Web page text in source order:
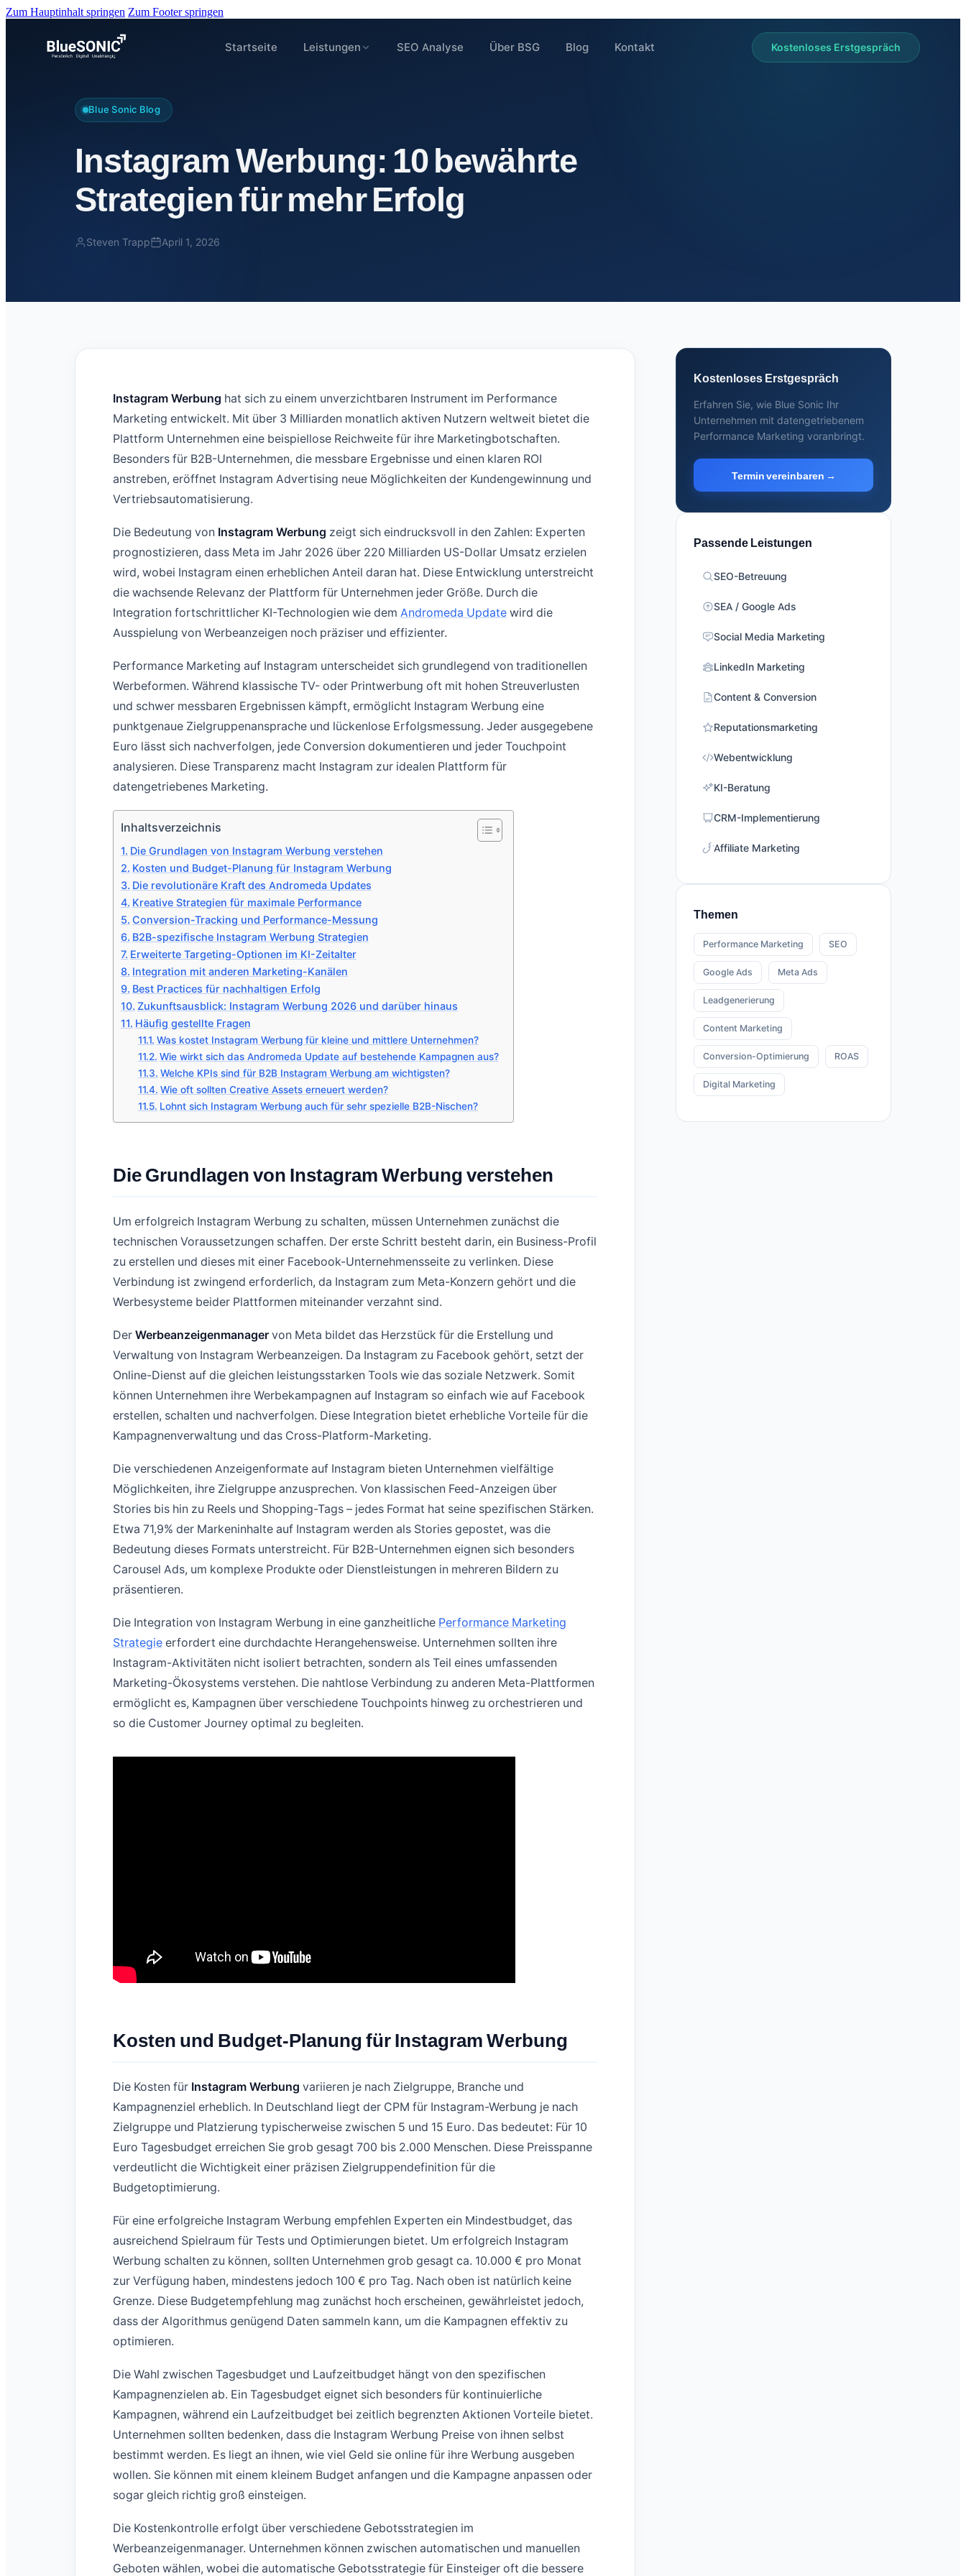
Zum Hauptinhalt springen Zum Footer springen
Startseite Leistungen SEO Analyse Über BSG Blog Kontakt Kostenloses Erstgespräch
Blue Sonic Blog
Instagram Werbung: 10 bewährte
Strategien für mehr Erfolg
Steven Trapp April 1, 2026
Instagram Werbung hat sich zu einem unverzichtbaren Instrument im Performance
Marketing entwickelt. Mit über 3 Milliarden monatlich aktiven Nutzern weltweit bietet die
Plattform Unternehmen eine beispiellose Reichweite für ihre Marketingbotschaften.
Besonders für B2B-Unternehmen, die messbare Ergebnisse und einen klaren ROI
anstreben, eröffnet Instagram Advertising neue Möglichkeiten der Kundengewinnung und
Vertriebsautomatisierung.
Die Bedeutung von Instagram Werbung zeigt sich eindrucksvoll in den Zahlen: Experten
prognostizieren, dass Meta im Jahr 2026 über 220 Milliarden US-Dollar Umsatz erzielen
wird, wobei Instagram einen erheblichen Anteil daran hat. Diese Entwicklung unterstreicht
die wachsende Relevanz der Plattform für Unternehmen jeder Größe. Durch die
Integration fortschrittlicher KI-Technologien wie dem Andromeda Updatewird die
Ausspielung von Werbeanzeigen noch präziser und effizienter.
Performance Marketing auf Instagram unterscheidet sich grundlegend von traditionellen
Werbeformen. Während klassische TV- oder Printwerbung oft mit hohen Streuverlusten
und schwer messbaren Ergebnissen kämpft, ermöglicht Instagram Werbung eine
punktgenaue Zielgruppenansprache und lückenlose Erfolgsmessung. Jeder ausgegebene
Euro lässt sich nachverfolgen, jede Conversion dokumentieren und jeder Touchpoint
analysieren. Diese Transparenz macht Instagram zur idealen Plattform für
datengetriebenes Marketing.
Inhaltsverzeichnis
Die Grundlagen von Instagram Werbung verstehen
Kosten und Budget-Planung für Instagram Werbung
Die revolutionäre Kraft des Andromeda Updates
Kreative Strategien für maximale Performance
Conversion-Tracking und Performance-Messung
B2B-spezifische Instagram Werbung Strategien
Erweiterte Targeting-Optionen im KI-Zeitalter
Integration mit anderen Marketing-Kanälen
Best Practices für nachhaltigen Erfolg
Zukunftsausblick: Instagram Werbung 2026 und darüber hinaus
Häufig gestellte Fragen
Was kostet Instagram Werbung für kleine und mittlere Unternehmen?
Wie wirkt sich das Andromeda Update auf bestehende Kampagnen aus?
Welche KPIs sind für B2B Instagram Werbung am wichtigsten?
Wie oft sollten Creative Assets erneuert werden?
Lohnt sich Instagram Werbung auch für sehr spezielle B2B-Nischen?
Die Grundlagen von Instagram Werbung verstehen
Um erfolgreich Instagram Werbung zu schalten, müssen Unternehmen zunächst die
technischen Voraussetzungen schaffen. Der erste Schritt besteht darin, ein Business-Profil
zu erstellen und dieses mit einer Facebook-Unternehmensseite zu verlinken. Diese
Verbindung ist zwingend erforderlich, da Instagram zum Meta-Konzern gehört und die
Werbesysteme beider Plattformen miteinander verzahnt sind.
DerWerbeanzeigenmanagervon Meta bildet das Herzstück für die Erstellung und
Verwaltung von Instagram Werbeanzeigen. Da Instagram zu Facebook gehört, setzt der
Online-Dienst auf die gleichen leistungsstarken Tools wie das soziale Netzwerk. Somit
können Unternehmen ihre Werbekampagnen auf Instagram so einfach wie auf Facebook
erstellen, schalten und nachverfolgen. Diese Integration bietet erhebliche Vorteile für die
Kampagnenverwaltung und das Cross-Platform-Marketing.
Die verschiedenen Anzeigenformate auf Instagram bieten Unternehmen vielfältige
Möglichkeiten, ihre Zielgruppe anzusprechen. Von klassischen Feed-Anzeigen über
Stories bis hin zu Reels und Shopping-Tags – jedes Format hat seine spezifischen Stärken.
Etwa 71,9% der Markeninhalte auf Instagram werden als Stories gepostet, was die
Bedeutung dieses Formats unterstreicht. Für B2B-Unternehmen eignen sich besonders
Carousel Ads, um komplexe Produkte oder Dienstleistungen in mehreren Bildern zu
präsentieren.
Die Integration von Instagram Werbung in eine ganzheitliche Performance Marketing
Strategieerfordert eine durchdachte Herangehensweise. Unternehmen sollten ihre
Instagram-Aktivitäten nicht isoliert betrachten, sondern als Teil eines umfassenden
Marketing-Ökosystems verstehen. Die nahtlose Verbindung zu anderen Meta-Plattformen
ermöglicht es, Kampagnen über verschiedene Touchpoints hinweg zu orchestrieren und
so die Customer Journey optimal zu begleiten.
Kosten und Budget-Planung für Instagram Werbung
Die Kosten für Instagram Werbung variieren je nach Zielgruppe, Branche und
Kampagnenziel erheblich. In Deutschland liegt der CPM für Instagram-Werbung je nach
Zielgruppe und Platzierung typischerweise zwischen 5 und 15 Euro. Das bedeutet: Für 10
Euro Tagesbudget erreichen Sie grob gesagt 700 bis 2.000 Menschen. Diese Preisspanne
verdeutlicht die Wichtigkeit einer präzisen Zielgruppendefinition für die
Budgetoptimierung.
Für eine erfolgreiche Instagram Werbung empfehlen Experten ein Mindestbudget, das
ausreichend Spielraum für Tests und Optimierungen bietet. Um erfolgreich Instagram
Werbung schalten zu können, sollten Unternehmen grob gesagt ca. 10.000 € pro Monat
zur Verfügung haben, mindestens jedoch 100 € pro Tag. Nach oben ist natürlich keine
Grenze. Diese Budgetempfehlung mag zunächst hoch erscheinen, gewährleistet jedoch,
dass der Algorithmus genügend Daten sammeln kann, um die Kampagnen effektiv zu
optimieren.
Die Wahl zwischen Tagesbudget und Laufzeitbudget hängt von den spezifischen
Kampagnenzielen ab. Ein Tagesbudget eignet sich besonders für kontinuierliche
Kampagnen, während ein Laufzeitbudget bei zeitlich begrenzten Aktionen Vorteile bietet.
Unternehmen sollten bedenken, dass die Instagram Werbung Preise von ihnen selbst
bestimmt werden. Es liegt an ihnen, wie viel Geld sie online für ihre Werbung ausgeben
wollen. Sie können mit einem kleinem Budget anfangen und die Kampagne anpassen oder
sogar gleich richtig groß einsteigen.
Die Kostenkontrolle erfolgt über verschiedene Gebotsstrategien im
Werbeanzeigenmanager. Unternehmen können zwischen automatischen und manuellen
Geboten wählen, wobei die automatische Gebotsstrategie für Einsteiger oft die bessere
Kostenloses Erstgespräch
Erfahren Sie, wie Blue Sonic Ihr
Unternehmen mit datengetriebenem
Performance Marketing voranbringt.
Termin vereinbaren →
Passende Leistungen
SEO-Betreuung
SEA / Google Ads
Social Media Marketing
LinkedIn Marketing
Content & Conversion
Reputationsmarketing
Webentwicklung
KI-Beratung
CRM-Implementierung
Affiliate Marketing
Themen
Performance Marketing SEO
Google Ads Meta Ads
Leadgenerierung
Content Marketing
Conversion-Optimierung ROAS
Digital Marketing